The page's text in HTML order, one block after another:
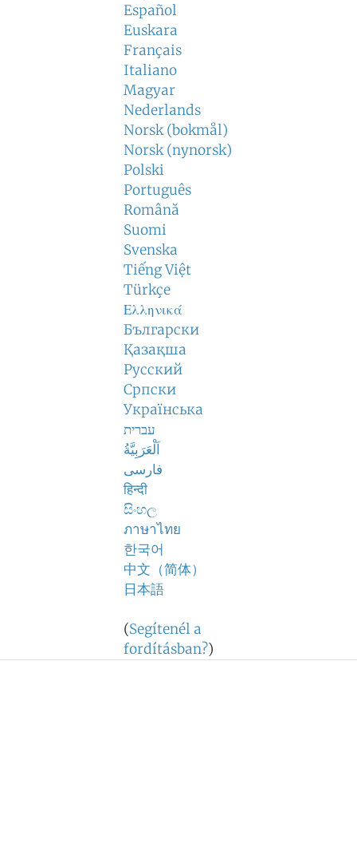
Español
Euskara
Français
Italiano
Magyar
Nederlands
Norsk (bokmål)
Norsk (nynorsk)
Polski
Português
Română
Suomi
Svenska
Tiếng Việt
Türkçe
Ελληνικά
Български
Қазақша
Русский
Српски
Українська
עברית
اَلْعَرَبِيَّةُ
فارسی
हिन्दी
සිංහල
ภาษาไทย
한국어
中文（简体）
日本語
(Segítenél a
fordításban?)